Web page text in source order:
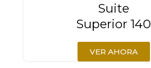
Suite
Superior 140
VER AHORA